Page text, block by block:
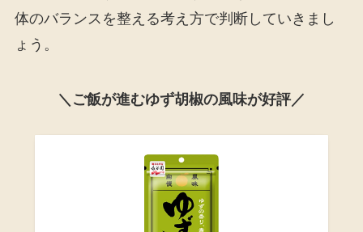
体のバランスを整える考え方で判断していきまし
ょう。
＼ご飯が進むゆず胡椒の風味が好評／